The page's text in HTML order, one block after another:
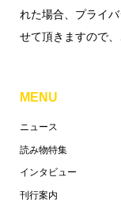
れた場合、プライ
せて頂きますので、
MENU
ニュース
読み物特集
インタビュー
刊行案内